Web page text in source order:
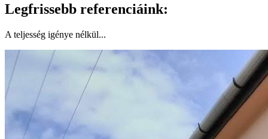
Legfrissebb referenciáink:
A teljesség igénye nélkül...